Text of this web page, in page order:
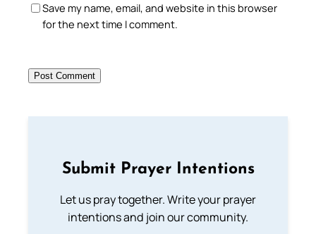
Save my name, email, and website in this browser
for the next time I comment.
Submit Prayer Intentions
Let us pray together. Write your prayer
intentions and join our community.